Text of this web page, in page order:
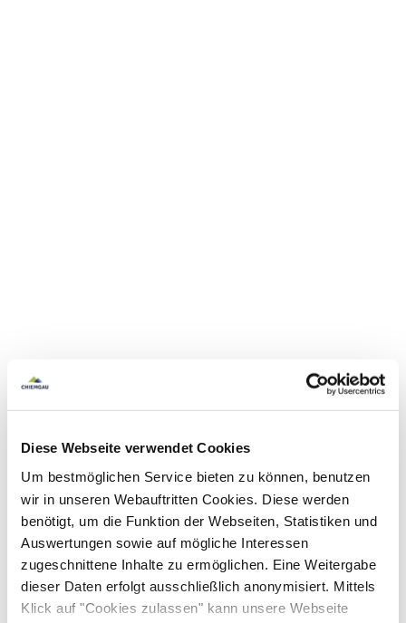
Diese Webseite verwendet Cookies
Um bestmöglichen Service bieten zu können, benutzen
wir in unseren Webauftritten Cookies. Diese werden
benötigt, um die Funktion der Webseiten, Statistiken und
Auswertungen sowie auf mögliche Interessen
zugeschnittene Inhalte zu ermöglichen. Eine Weitergabe
dieser Daten erfolgt ausschließlich anonymisiert. Mittels
Klick auf "Cookies zulassen" kann unsere Webseite